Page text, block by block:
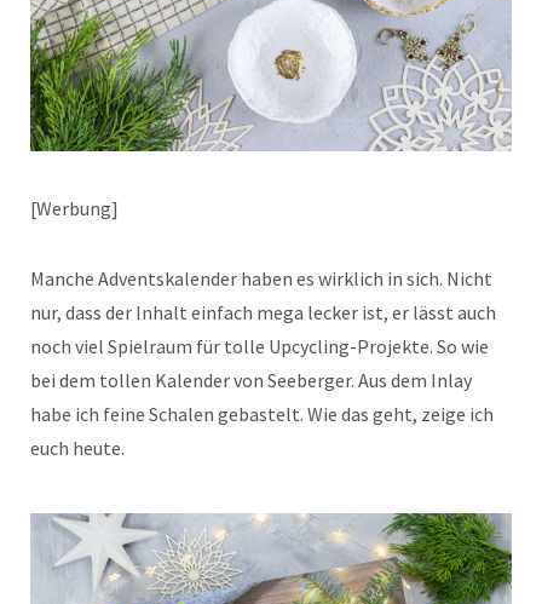
[Werbung]
Manche Adventskalender haben es wirklich in sich. Nicht
nur, dass der Inhalt einfach mega lecker ist, er lässt auch
noch viel Spielraum für tolle Upcycling-Projekte. So wie
bei dem tollen Kalender von Seeberger. Aus dem Inlay
habe ich feine Schalen gebastelt. Wie das geht, zeige ich
euch heute.